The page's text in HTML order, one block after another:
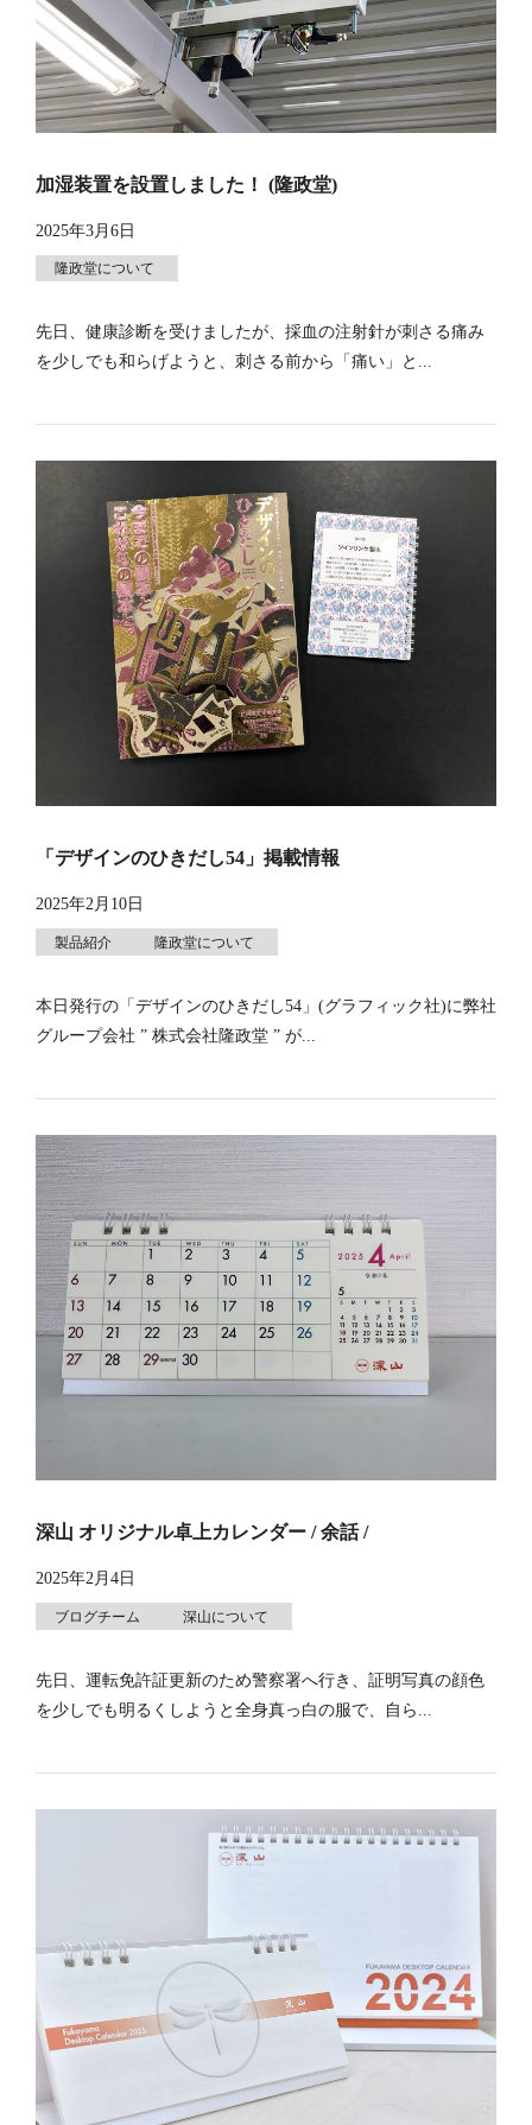
加湿装置を設置しました！ (隆政堂)
2025年3月6日
隆政堂について
先日、健康診断を受けましたが、採血の注射針が刺さる痛み
を少しでも和らげようと、刺さる前から「痛い」と...
「デザインのひきだし54」掲載情報
2025年2月10日
製品紹介 隆政堂について
本日発行の「デザインのひきだし54」(グラフィック社)に弊社
グループ会社 ” 株式会社隆政堂 ” が...
深山 オリジナル卓上カレンダー / 余話 /
2025年2月4日
ブログチーム 深山について
先日、運転免許証更新のため警察署へ行き、証明写真の顔色
を少しでも明るくしようと全身真っ白の服で、自ら...